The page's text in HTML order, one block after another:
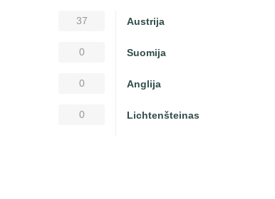
37 Austrija
0 Suomija
0 Anglija
0 Lichtenšteinas